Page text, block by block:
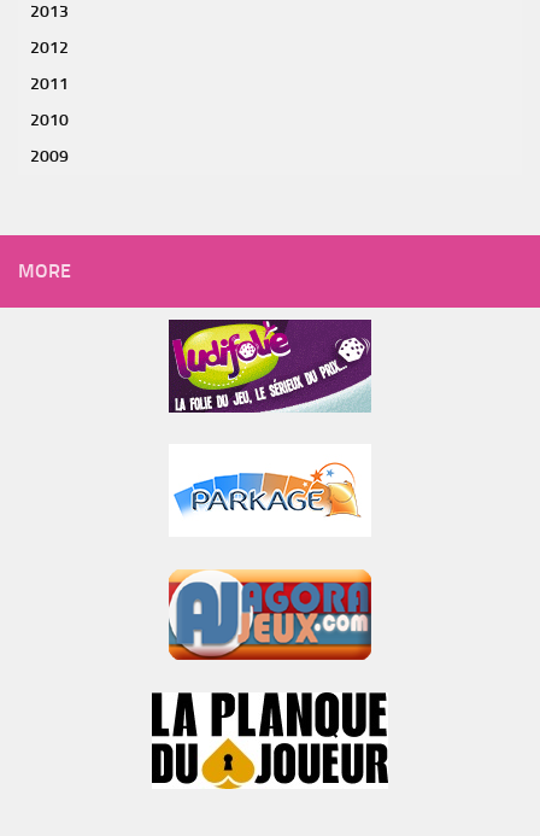
2013
2012
2011
2010
2009
MORE